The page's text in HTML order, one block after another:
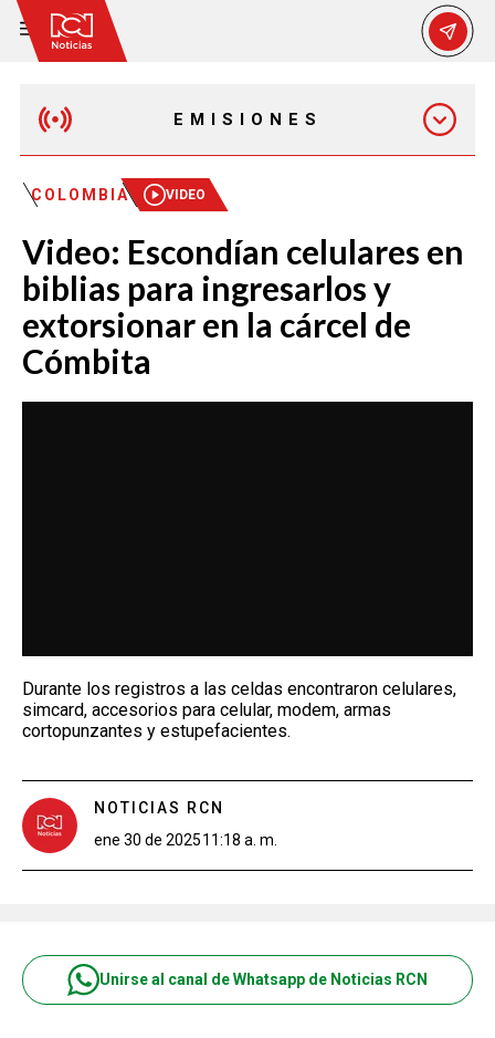
EMISIONES
MAÑANA EXPRESS
EMISIÓN 12:30 PM
EMISIÓN 7:00 PM
EMISIÓN 11:30 PM
COLOMBIA VIDEO
Video: Escondían celulares en
biblias para ingresarlos y
extorsionar en la cárcel de
Cómbita
Durante los registros a las celdas encontraron celulares,
simcard, accesorios para celular, modem, armas
cortopunzantes y estupefacientes.
NOTICIAS RCN
ene 30 de 202511:18 a. m.
Unirse al canal de Whatsapp de Noticias RCN